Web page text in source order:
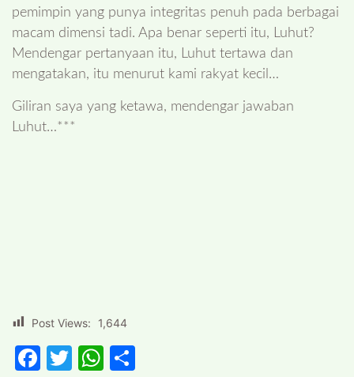
pemimpin yang punya integritas penuh pada berbagai
macam dimensi tadi. Apa benar seperti itu, Luhut?
Mendengar pertanyaan itu, Luhut tertawa dan
mengatakan, itu menurut kami rakyat kecil…
Giliran saya yang ketawa, mendengar jawaban
Luhut…***
Post Views: 1,644
Facebook
TwitterWhatsApp